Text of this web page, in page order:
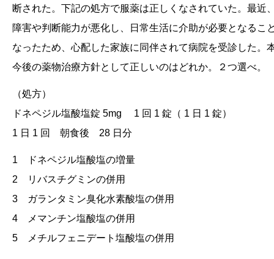
断された。下記の処方で服薬は正しくなされていた。最近
障害や判断能力が悪化し、日常生活に介助が必要となるこ
なったため、心配した家族に同伴されて病院を受診した。
今後の薬物治療方針として正しいのはどれか。２つ選べ。
（処方）
ドネペジル塩酸塩錠 5mg 1 回 1 錠（ 1 日 1 錠）
1 日 1 回 朝食後 28 日分
1 ドネペジル塩酸塩の増量
2 リバスチグミンの併用
3 ガランタミン臭化水素酸塩の併用
4 メマンチン塩酸塩の併用
5 メチルフェニデート塩酸塩の併用